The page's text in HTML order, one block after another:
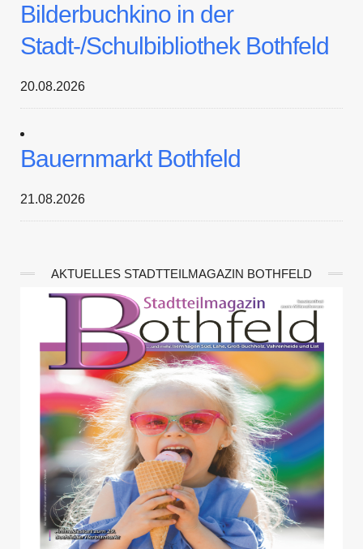
Bilderbuchkino in der
Stadt-/Schulbibliothek Bothfeld
20.08.2026
Bauernmarkt Bothfeld
21.08.2026
AKTUELLES STADTTEILMAGAZIN BOTHFELD